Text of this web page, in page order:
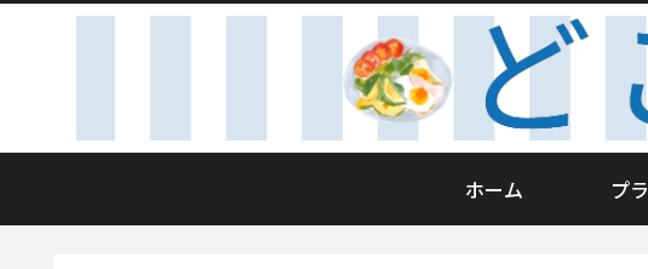
ホーム プ